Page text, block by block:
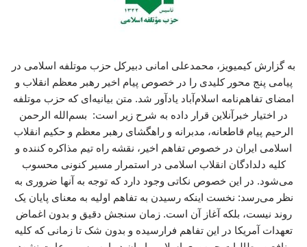
به گزارش کیمیویز، محمدعلی امانی دبیرکل حزب موتلفه اسلامی در
پیامی پنج محور کلیدی را در خصوص پیام اخیر رهبر معظم انقلاب و
امضای تفاهم‌نامه اسلام‌آباد یادآور شد. متن بیانیه‌ای که حزب موتلفه
در اختیار خبرآنلاین قرار داده به شرح زیر است: بسم‌الله الرحمن
الرحیم پیام قاطعانه، مدبرانه و راهگشای رهبر معظم و حکیم انقلاب
اسلامی ایران در خصوص تفاهم اخیر، نقشه راه تیم مذاکره کننده و
کلیه دلدادگان انقلاب اسلامی در استمرار مسیر کنونی محسوب
می‌شود. در این خصوص نکاتی وجود دارد که توجه به آنها ضروری به
نظر می‌رسد: نخست اینکه رسیدن به تفاهم اولیه به معنای پایان یک
روند نیست، بلکه آغاز آن است. زمان سنجش دقیق و بدون اغماض
تعهدات آمریکا در این تفاهم فرارسیده و بدون شک تا زمانی که کلیه